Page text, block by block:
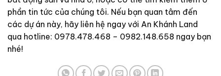
phần tin tức của chúng tôi. Nếu bạn quan tâm đến
các dự án này, hãy liên hệ ngay với An Khánh Land
qua hotline: 0978.478.468 – 0982.148.658 ngay bạn
nhé!